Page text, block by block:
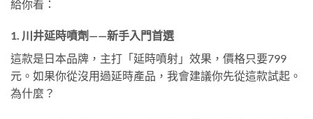
給你看：
1. 川井延時噴劑——新手入門首選
這款是日本品牌，主打「延時噴射」效果，價格只要799
元。如果你從沒用過延時產品，我會建議你先從這款試起。
為什麼？